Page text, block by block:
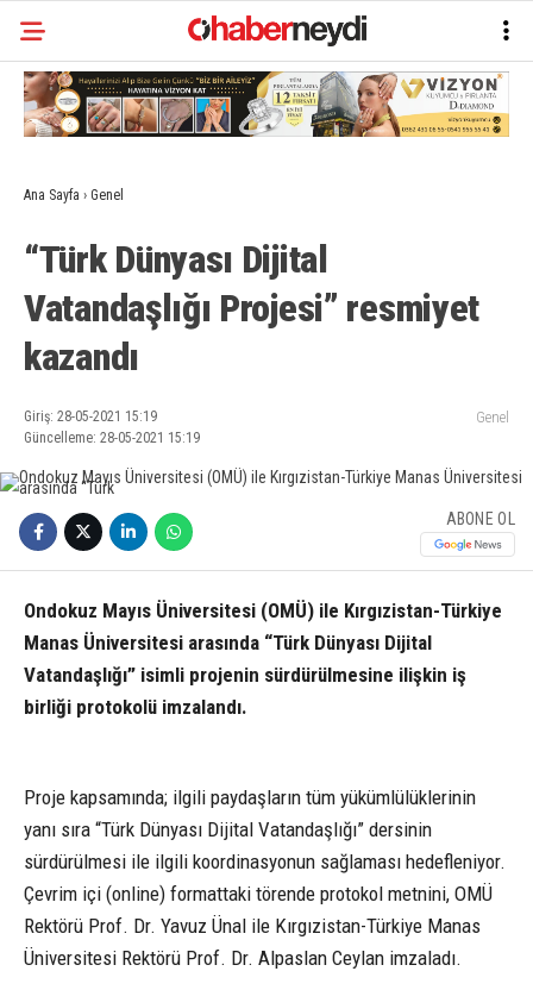
Ana Sayfa › Genel
“Türk Dünyası Dijital
Vatandaşlığı Projesi” resmiyet
kazandı
Giriş: 28-05-2021 15:19
Güncelleme: 28-05-2021 15:19
Genel
ABONE OL
Ondokuz Mayıs Üniversitesi (OMÜ) ile Kırgızistan-Türkiye
Manas Üniversitesi arasında “Türk Dünyası Dijital
Vatandaşlığı” isimli projenin sürdürülmesine ilişkin iş
birliği protokolü imzalandı.
Proje kapsamında; ilgili paydaşların tüm yükümlülüklerinin
yanı sıra “Türk Dünyası Dijital Vatandaşlığı” dersinin
sürdürülmesi ile ilgili koordinasyonun sağlaması hedefleniyor.
Çevrim içi (online) formattaki törende protokol metnini, OMÜ
Rektörü Prof. Dr. Yavuz Ünal ile Kırgızistan-Türkiye Manas
Üniversitesi Rektörü Prof. Dr. Alpaslan Ceylan imzaladı.